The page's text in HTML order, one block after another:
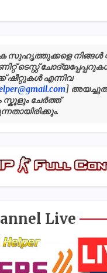
സുഹൃത്തുക്കളെ നിങ്ങൾ
ടെസ്റ്റ്
ഷീറ്റുകൾ എന്നിവ
]
സ്കൂളും ചേർത്ത്
Live